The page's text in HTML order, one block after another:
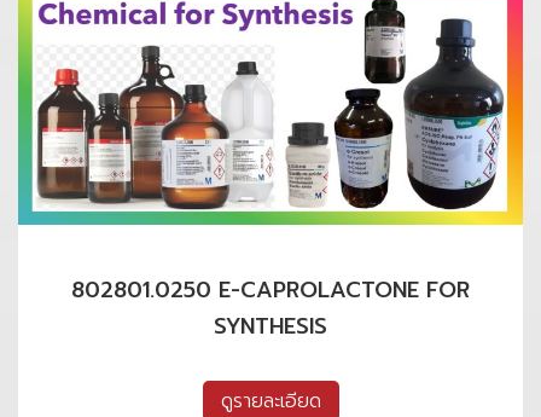
802801.0250 E-CAPROLACTONE FOR
SYNTHESIS
ดูรายละเอียด